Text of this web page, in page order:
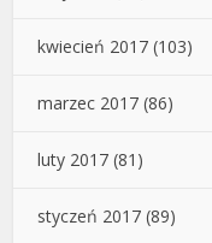
kwiecień 2017 (103)
marzec 2017 (86)
luty 2017 (81)
styczeń 2017 (89)